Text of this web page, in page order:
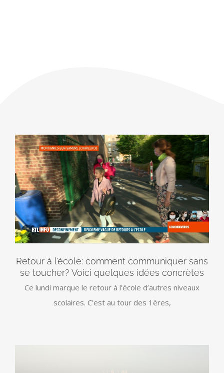
Retour à l’école: comment communiquer sans
se toucher? Voici quelques idées concrètes
Ce lundi marque le retour à l’école d’autres niveaux
scolaires. C’est au tour des 1ères,